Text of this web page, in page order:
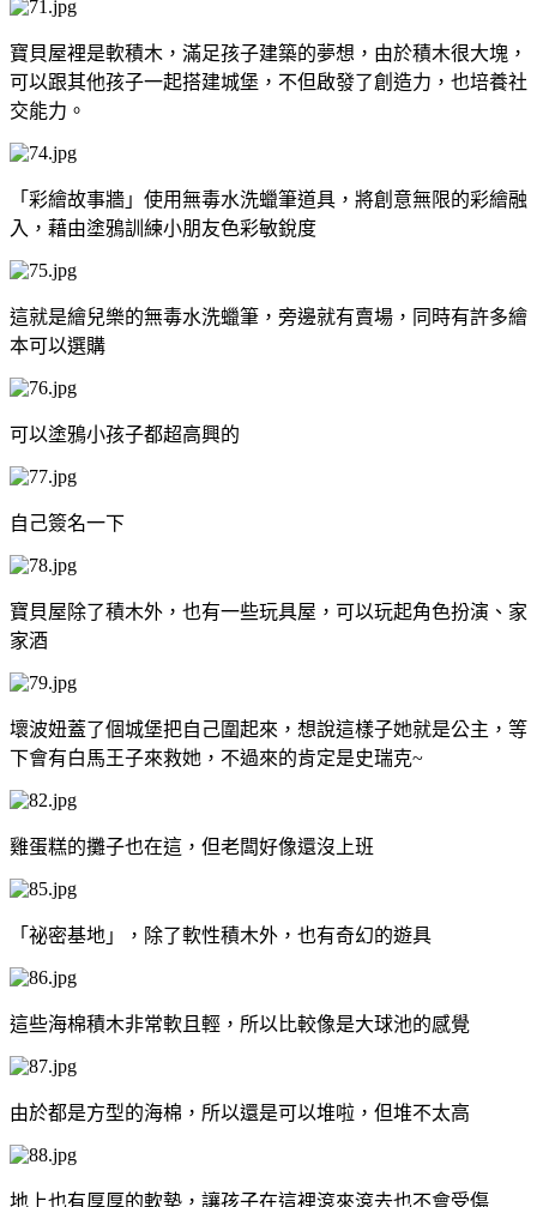
寶貝屋裡是軟積木，滿足孩子建築的夢想，由於積木很大塊，
可以跟其他孩子一起搭建城堡，不但啟發了創造力，也培養社
交能力。
「彩繪故事牆」使用無毒水洗蠟筆道具，將創意無限的彩繪融
入，藉由塗鴉訓練小朋友色彩敏銳度
這就是繪兒樂的無毒水洗蠟筆，旁邊就有賣場，同時有許多繪
本可以選購
可以塗鴉小孩子都超高興的
自己簽名一下
寶貝屋除了積木外，也有一些玩具屋，可以玩起角色扮演、家
家酒
壞波妞蓋了個城堡把自己圍起來，想說這樣子她就是公主，等
下會有白馬王子來救她，不過來的肯定是史瑞克~
雞蛋糕的攤子也在這，但老闆好像還沒上班
「祕密基地」，除了軟性積木外，也有奇幻的遊具
這些海棉積木非常軟且輕，所以比較像是大球池的感覺
由於都是方型的海棉，所以還是可以堆啦，但堆不太高
地上也有厚厚的軟墊，讓孩子在這裡滾來滾去也不會受傷